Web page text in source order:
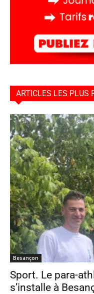
ARTICLES LES PLUS
Besançon
Sport. Le para-
s’installe à